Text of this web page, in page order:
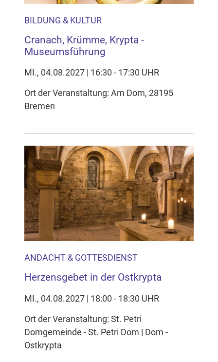
BILDUNG & KULTUR
Cranach, Krümme, Krypta -
Museumsführung
MI., 04.08.2027 | 16:30 - 17:30 UHR
Ort der Veranstaltung: Am Dom, 28195
Bremen
ANDACHT & GOTTESDIENST
Herzensgebet in der Ostkrypta
MI., 04.08.2027 | 18:00 - 18:30 UHR
Ort der Veranstaltung: St. Petri
Domgemeinde - St. Petri Dom | Dom -
Ostkrypta